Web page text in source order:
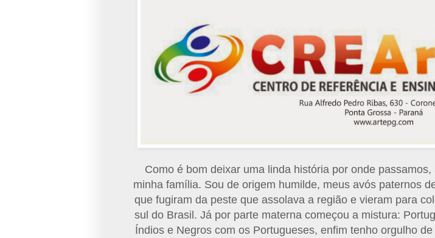
Como é bom deixar uma linda história por onde passamos,
minha família. Sou de origem humilde, meus avós paternos
que fugiram da peste que assolava a região e vieram para
sul do Brasil. Já por parte materna começou a mistura:
Índios e Negros com os Portugueses, enfim tenho orgulho